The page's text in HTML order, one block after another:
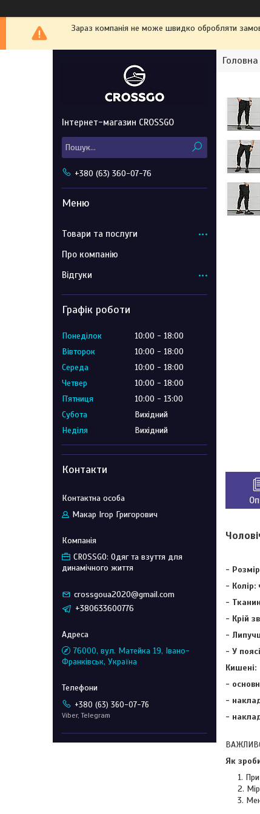
Зараз компанія не може швидко обробляти
Головна
-
- Колір:
-
- Крій
-
- У
Кишені:
-
-
-
ВАЖЛИВО
Як
Інтернет-магазин CROSSGO
+380 (63) 360-07-76
Товари та послуги
Про компанію
Відгуки
Графік роботи
Понеділок 10:00
18:00
Вівторок
10:00
18:00
Середа
10:00
18:00
Четвер
10:00
18:00
Пʼятниця
10:00
13:00
Субота
Вихідний
Неділя
Вихідний
Контакти
Макар Ігор Григорович
CROSSGO: Одяг та взуття для
динамічного життя
crossgoua2020@gmail.com
+380633600776
76000, вул. Матейка 19, Івано-
Франківськ, Україна
+380 (63) 360-07-76
Viber, Telegram